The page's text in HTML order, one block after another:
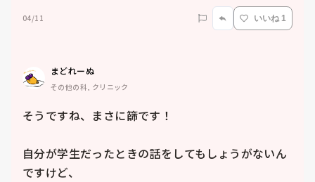
04/11 いいね 1
まどれーぬ
その他の科, クリニック
そうですね、まさに篩です！
自分が学生だったときの話をしてもしょうがないん
ですけど、